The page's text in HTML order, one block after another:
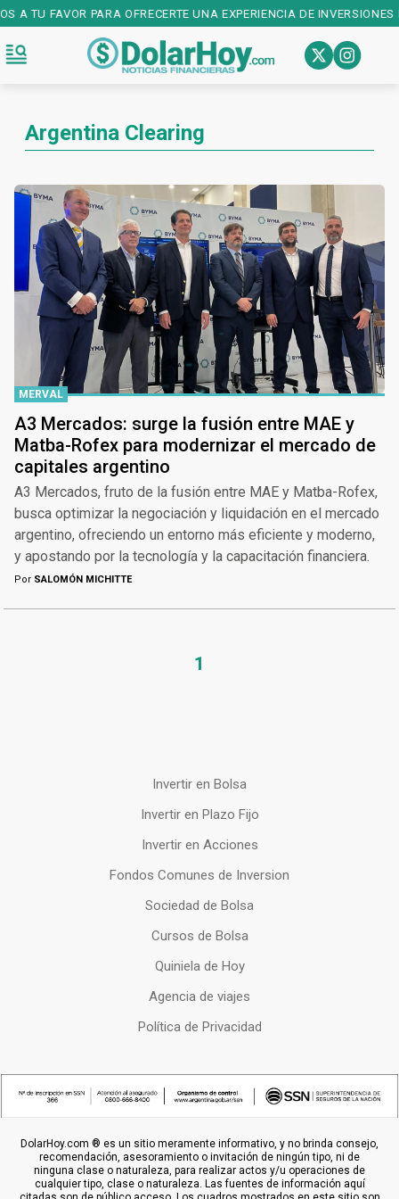
TU FAVOR PARA OFRECERTE UNA EXPERIENCIA DE INVERSIONES
Argentina Clearing
MERVAL
A3 Mercados: surge la fusión entre MAE y
Matba-Rofex para modernizar el mercado de
capitales argentino
A3 Mercados, fruto de la fusión entre MAE y Matba-Rofex,
busca optimizar la negociación y liquidación en el mercado
argentino, ofreciendo un entorno más eficiente y moderno,
y apostando por la tecnología y la capacitación financiera.
Por SALOMÓN MICHITTE
1
Invertir en Bolsa
Invertir en Plazo Fijo
Invertir en Acciones
Fondos Comunes de Inversion
Sociedad de Bolsa
Cursos de Bolsa
Quiniela de Hoy
Agencia de viajes
Política de Privacidad
DolarHoy.com ® es un sitio meramente informativo, y no brinda consejo,
recomendación, asesoramiento o invitación de ningún tipo, ni de
ninguna clase o naturaleza, para realizar actos y/u operaciones de
cualquier tipo, clase o naturaleza. Las fuentes de información aquí